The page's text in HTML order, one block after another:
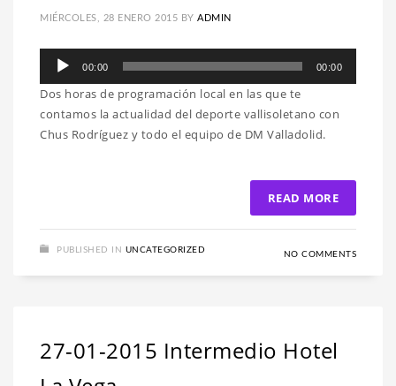
MIÉRCOLES, 28 ENERO 2015 BY ADMIN
Reproductor
audio
00:00 00:00
Dos horas de programación local en las que te
contamos la actualidad del deporte vallisoletano con
Chus Rodríguez y todo el equipo de DM Valladolid.
READ MORE
PUBLISHED IN UNCATEGORIZED NO COMMENTS
27-01-2015 Intermedio Hotel